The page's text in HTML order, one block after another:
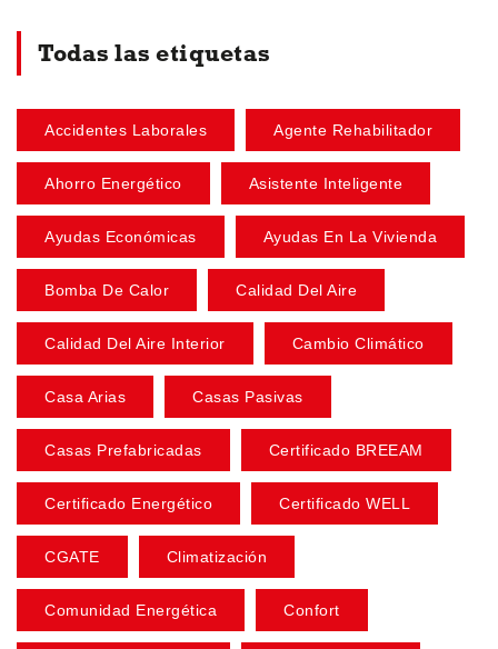
Todas las etiquetas
Accidentes Laborales Agente Rehabilitador
Ahorro Energético Asistente Inteligente
Ayudas Económicas Ayudas En La Vivienda
Bomba De Calor Calidad Del Aire
Calidad Del Aire Interior Cambio Climático
Casa Arias Casas Pasivas
Casas Prefabricadas Certificado BREEAM
Certificado Energético Certificado WELL
CGATE Climatización
Comunidad Energética Confort